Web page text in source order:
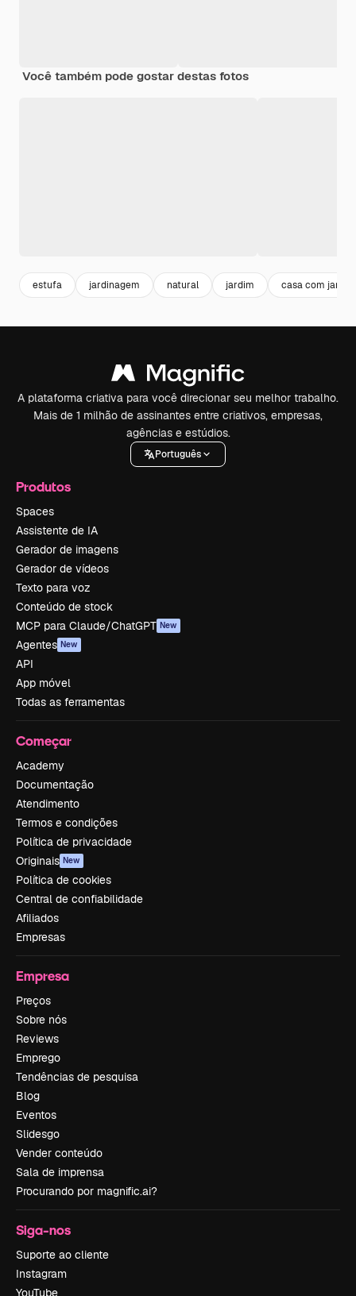
Você também pode gostar destas fotos
estufa jardinagem natural jardim casa com jardim
A plataforma criativa para você direcionar seu melhor trabalho.
Mais de 1 milhão de assinantes entre criativos, empresas,
agências e estúdios.
Português
Produtos
Spaces
Assistente de IA
Gerador de imagens
Gerador de vídeos
Texto para voz
Conteúdo de stock
MCP para Claude/ChatGPT New
Agentes New
API
App móvel
Todas as ferramentas
Começar
Academy
Documentação
Atendimento
Termos e condições
Política de privacidade
Originais New
Política de cookies
Central de confiabilidade
Afiliados
Empresas
Empresa
Preços
Sobre nós
Reviews
Emprego
Tendências de pesquisa
Blog
Eventos
Slidesgo
Vender conteúdo
Sala de imprensa
Procurando por magnific.ai?
Siga-nos
Suporte ao cliente
Instagram
YouTube